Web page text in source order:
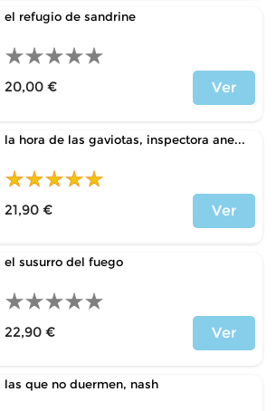
el refugio de sandrine
20,00 €
Ver
la hora de las gaviotas, inspectora ane...
21,90 €
Ver
el susurro del fuego
22,90 €
Ver
las que no duermen, nash